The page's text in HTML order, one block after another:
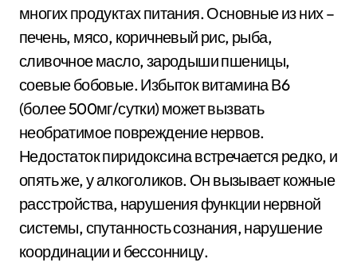
многих продуктах питания. Основные из них –
печень, мясо, коричневый рис, рыба,
сливочное масло, зародыши пшеницы,
соевые бобовые. Избыток витамина В6
(более 500мг/сутки) может вызвать
необратимое повреждение нервов.
Недостаток пиридоксина встречается редко, и
опять же, у алкоголиков. Он вызывает кожные
расстройства, нарушения функции нервной
системы, спутанность сознания, нарушение
координации и бессонницу.